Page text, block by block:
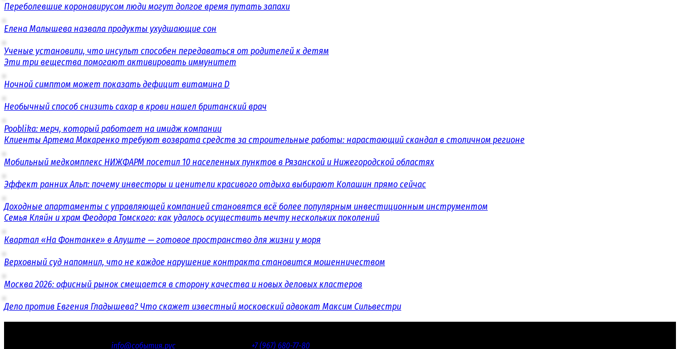
Переболевшие коронавирусом люди могут долгое время путать запахи
Елена Малышева назвала продукты ухудшающие сон
Ученые установили, что инсульт способен передаваться от родителей к детям
Эти три вещества помогают активировать иммунитет
Ночной симптом может показать дефицит витамина D
Необычный способ снизить сахар в крови нашел британский врач
Pooblika: мерч, который работает на имидж компании
Клиенты Артема Макаренко требуют возврата средств за строительные работы: нарастающий скандал в столичном регионе
Мобильный медкомплекс НИЖФАРМ посетил 10 населенных пунктов в Рязанской и Нижегородской областях
Эффект ранних Альп: почему инвесторы и ценители красивого отдыха выбирают Колашин прямо сейчас
Доходные апартаменты с управляющей компанией становятся всё более популярным инвестиционным инструментом
Семья Кляйн и храм Феодора Томского: как удалось осуществить мечту нескольких поколений
Квартал «На Фонтанке» в Алуште — готовое пространство для жизни у моря
Верховный суд напомнил, что не каждое нарушение контракта становится мошенничеством
Москва 2026: офисный рынок смещается в сторону качества и новых деловых кластеров
Дело против Евгения Гладышева? Что скажет известный московский адвокат Максим Сильвестри
info@события.рус +7 (967) 680-77-80